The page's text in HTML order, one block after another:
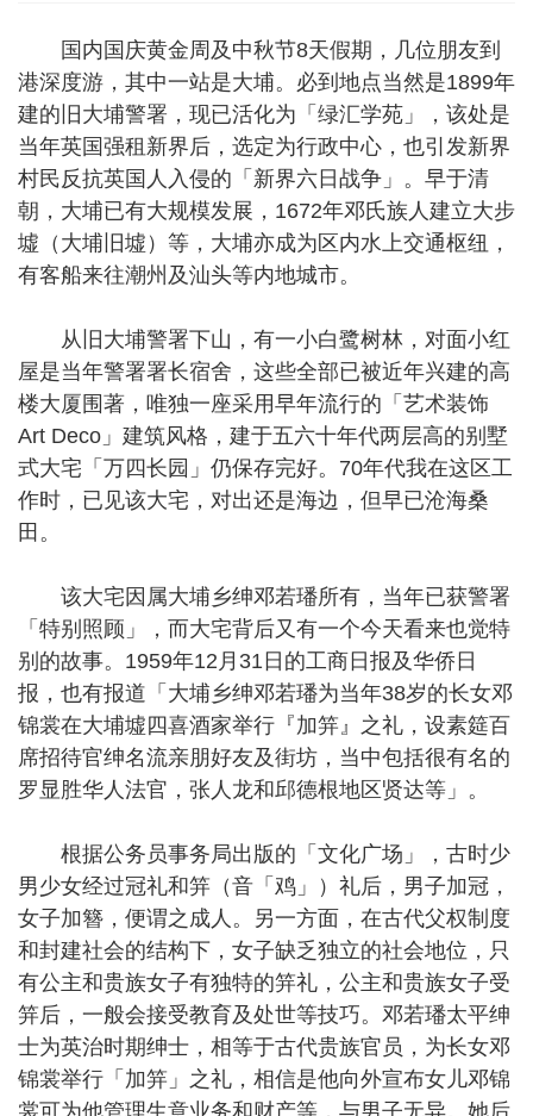
国内国庆黄金周及中秋节8天假期，几位朋友到
港深度游，其中一站是大埔。必到地点当然是1899年
建的旧大埔警署，现已活化为「绿汇学苑」，该处是
当年英国强租新界后，选定为行政中心，也引发新界
村民反抗英国人入侵的「新界六日战争」。早于清
朝，大埔已有大规模发展，1672年邓氏族人建立大步
墟（大埔旧墟）等，大埔亦成为区内水上交通枢纽，
有客船来往潮州及汕头等内地城市。
从旧大埔警署下山，有一小白鹭树林，对面小红
屋是当年警署署长宿舍，这些全部已被近年兴建的高
楼大厦围著，唯独一座采用早年流行的「艺术装饰
Art Deco」建筑风格，建于五六十年代两层高的别墅
式大宅「万四长园」仍保存完好。70年代我在这区工
作时，已见该大宅，对出还是海边，但早已沧海桑
田。
该大宅因属大埔乡绅邓若璠所有，当年已获警署
「特别照顾」，而大宅背后又有一个今天看来也觉特
别的故事。1959年12月31日的工商日报及华侨日
报，也有报道「大埔乡绅邓若璠为当年38岁的长女邓
锦裳在大埔墟四喜酒家举行『加笄』之礼，设素筵百
席招待官绅名流亲朋好友及街坊，当中包括很有名的
罗显胜华人法官，张人龙和邱德根地区贤达等」。
根据公务员事务局出版的「文化广场」，古时少
男少女经过冠礼和笄（音「鸡」）礼后，男子加冠，
女子加簪，便谓之成人。另一方面，在古代父权制度
和封建社会的结构下，女子缺乏独立的社会地位，只
有公主和贵族女子有独特的笄礼，公主和贵族女子受
笄后，一般会接受教育及处世等技巧。邓若璠太平绅
士为英治时期绅士，相等于古代贵族官员，为长女邓
锦裳举行「加笄」之礼，相信是他向外宣布女儿邓锦
裳可为他管理生意业务和财产等，与男子无异。她后